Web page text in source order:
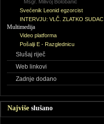
Msgr. Milivoj Bolobanić
Svećenik Leonid egzorcist
INTERVJU: VLČ. ZLATKO SUDAC
Multimedija
Video platforma
Pošalji E - Razglednicu
Slušaj riječ
Web linkovi
Zadnje dodano
Najviše slušano